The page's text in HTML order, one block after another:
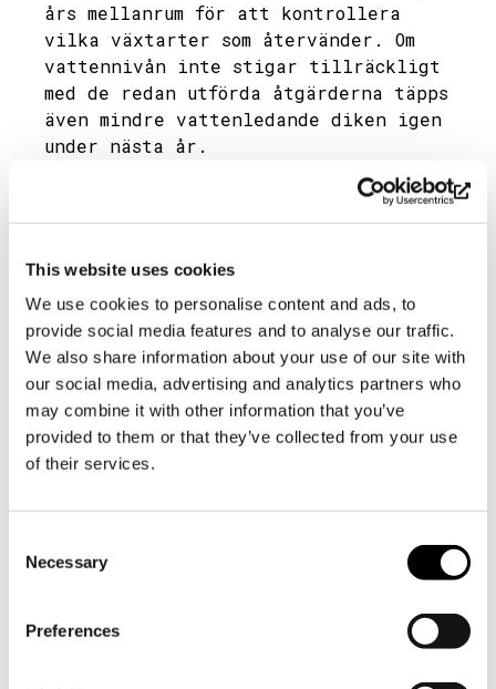
This website uses cookies
We use cookies to personalise content and ads, to
provide social media features and to analyse our traffic.
We also share information about your use of our site with
our social media, advertising and analytics partners who
may combine it with other information that you’ve
provided to them or that they’ve collected from your use
of their services.
Selection
Necessary
Preferences
års mellanrum för att kontrollera
vilka växtarter som återvänder. Om
vattennivån inte stigar tillräckligt
med de redan utförda åtgärderna täpps
även mindre vattenledande diken igen
under nästa år.
Tvinvuxna tallar hör till denna typ
trädskiktet, då träden även
absorberar vatten.
Livsmiljöprogrammet Helmi är jord- och
skogsbruksministeriets och
miljöministeriets gemensamma program.
Iståndsättnings- och vårdåtgärderna
koncentreras så att de är så
verkningsfulla som möjligt med tanke
verksamhet är alltid frivilligt för